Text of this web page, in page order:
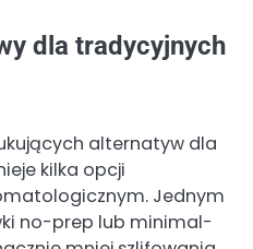
dla tradycyjnych
alternatyw dla
kilka opcji
Jednym
no-prep lub minimal-